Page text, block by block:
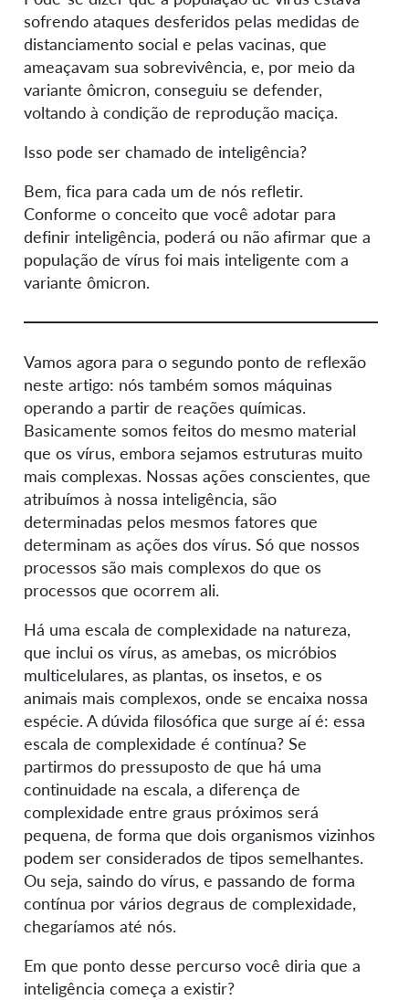
sofrendo ataques desferidos pelas medidas de
distanciamento social e pelas vacinas, que
ameaçavam sua sobrevivência, e, por meio da
variante ômicron, conseguiu se defender,
voltando à condição de reprodução maciça.
Isso pode ser chamado de inteligência?
Bem, fica para cada um de nós refletir.
Conforme o conceito que você adotar para
definir inteligência, poderá ou não afirmar que a
população de vírus foi mais inteligente com a
variante ômicron.
Vamos agora para o segundo ponto de reflexão
neste artigo: nós também somos máquinas
operando a partir de reações químicas.
Basicamente somos feitos do mesmo material
que os vírus, embora sejamos estruturas muito
mais complexas. Nossas ações conscientes, que
atribuímos à nossa inteligência, são
determinadas pelos mesmos fatores que
determinam as ações dos vírus. Só que nossos
processos são mais complexos do que os
processos que ocorrem ali.
Há uma escala de complexidade na natureza,
que inclui os vírus, as amebas, os micróbios
multicelulares, as plantas, os insetos, e os
animais mais complexos, onde se encaixa nossa
espécie. A dúvida filosófica que surge aí é: essa
escala de complexidade é contínua? Se
partirmos do pressuposto de que há uma
continuidade na escala, a diferença de
complexidade entre graus próximos será
pequena, de forma que dois organismos vizinhos
podem ser considerados de tipos semelhantes.
Ou seja, saindo do vírus, e passando de forma
contínua por vários degraus de complexidade,
chegaríamos até nós.
Em que ponto desse percurso você diria que a
inteligência começa a existir?